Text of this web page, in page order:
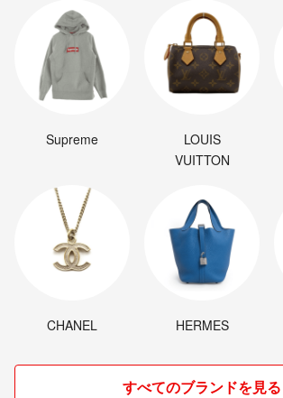
Supreme
LOUIS
VUITTON
CHANEL HERMES
すべてのブランドを見る